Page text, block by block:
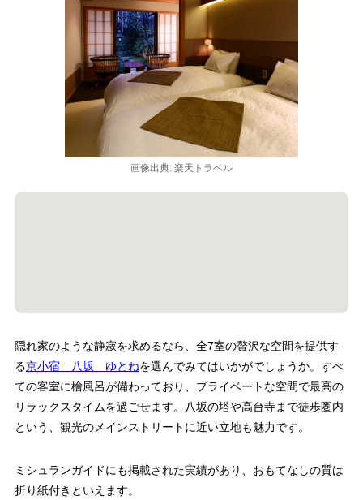
画像出典: 楽天トラベル
隠れ家のような静寂を求めるなら、全7室の贅沢な空間を提供す
る京小宿 八坂 ゆとねを選んでみてはいかがでしょうか。すべ
ての客室に檜風呂が備わっており、プライベートな空間で最高の
リラックスタイムを過ごせます。八坂の塔や高台寺まで徒歩圏内
という、観光のメインストリートに近い立地も魅力です。
ミシュランガイドにも掲載された実績があり、おもてなしの質は
折り紙付きといえます。